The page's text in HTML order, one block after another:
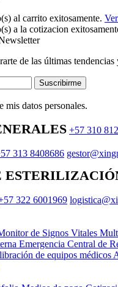
al carrito exitosamente.
a la cotizacion
de las últimas
Suscribirme
mis datos personales.
+57 310
313 8408686
322 6001969
de Signos Vitales
Emergencia Central de
de equipos médicos